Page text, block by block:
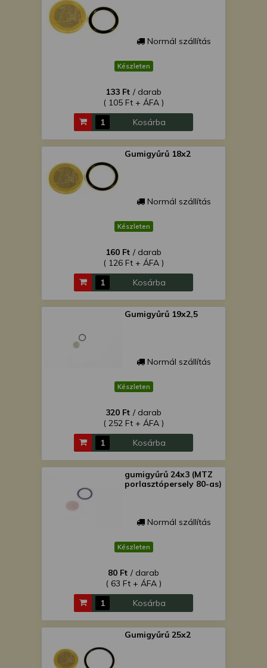
Normál szállítás
Készleten
133 Ft / darab
( 105 Ft + ÁFA )
Kosárba
Gumigyűrű 18x2
Normál szállítás
Készleten
160 Ft / darab
( 126 Ft + ÁFA )
Kosárba
Gumigyűrű 19x2,5
Normál szállítás
Készleten
320 Ft / darab
( 252 Ft + ÁFA )
Kosárba
gumigyűrű 24x3 (MTZ
porlasztópersely 80-as)
Normál szállítás
Készleten
80 Ft / darab
( 63 Ft + ÁFA )
Kosárba
Gumigyűrű 25x2